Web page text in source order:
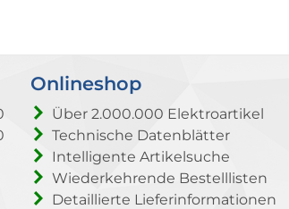
Onlineshop
Über 2.000.000 Elektroartikel
Technische Datenblätter
Intelligente Artikelsuche
Wiederkehrende Bestelllisten
Detaillierte Lieferinformationen